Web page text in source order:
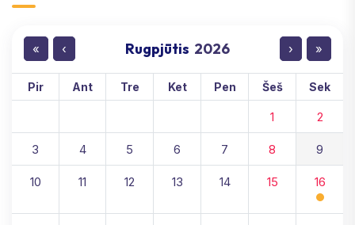
« ‹ Rugpjūtis 2026 › »
Pir Ant Tre Ket Pen Šeš Sek
1 2
3 4 5 6 7 8 9
10 11 12 13 14 15 16